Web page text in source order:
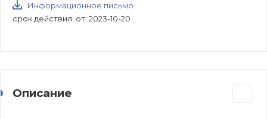
Информационное письмо
срок действия: от: 2023-10-20
Описание